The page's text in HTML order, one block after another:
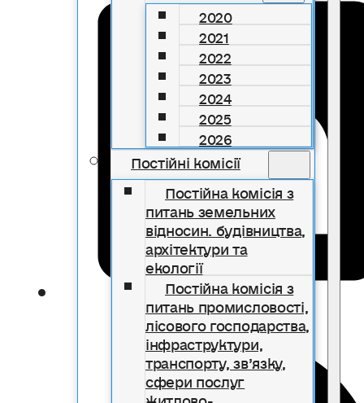
2020
2021
2022
2023
2024
2025
2026
Постійні комісії
Постійна комісія з
питань земельних
відносин. будівництва,
архітектури та
екології
Постійна комісія з
питань промисловості,
лісового господарства,
інфраструктури,
транспорту, зв’язку,
сфери послуг
житлово-